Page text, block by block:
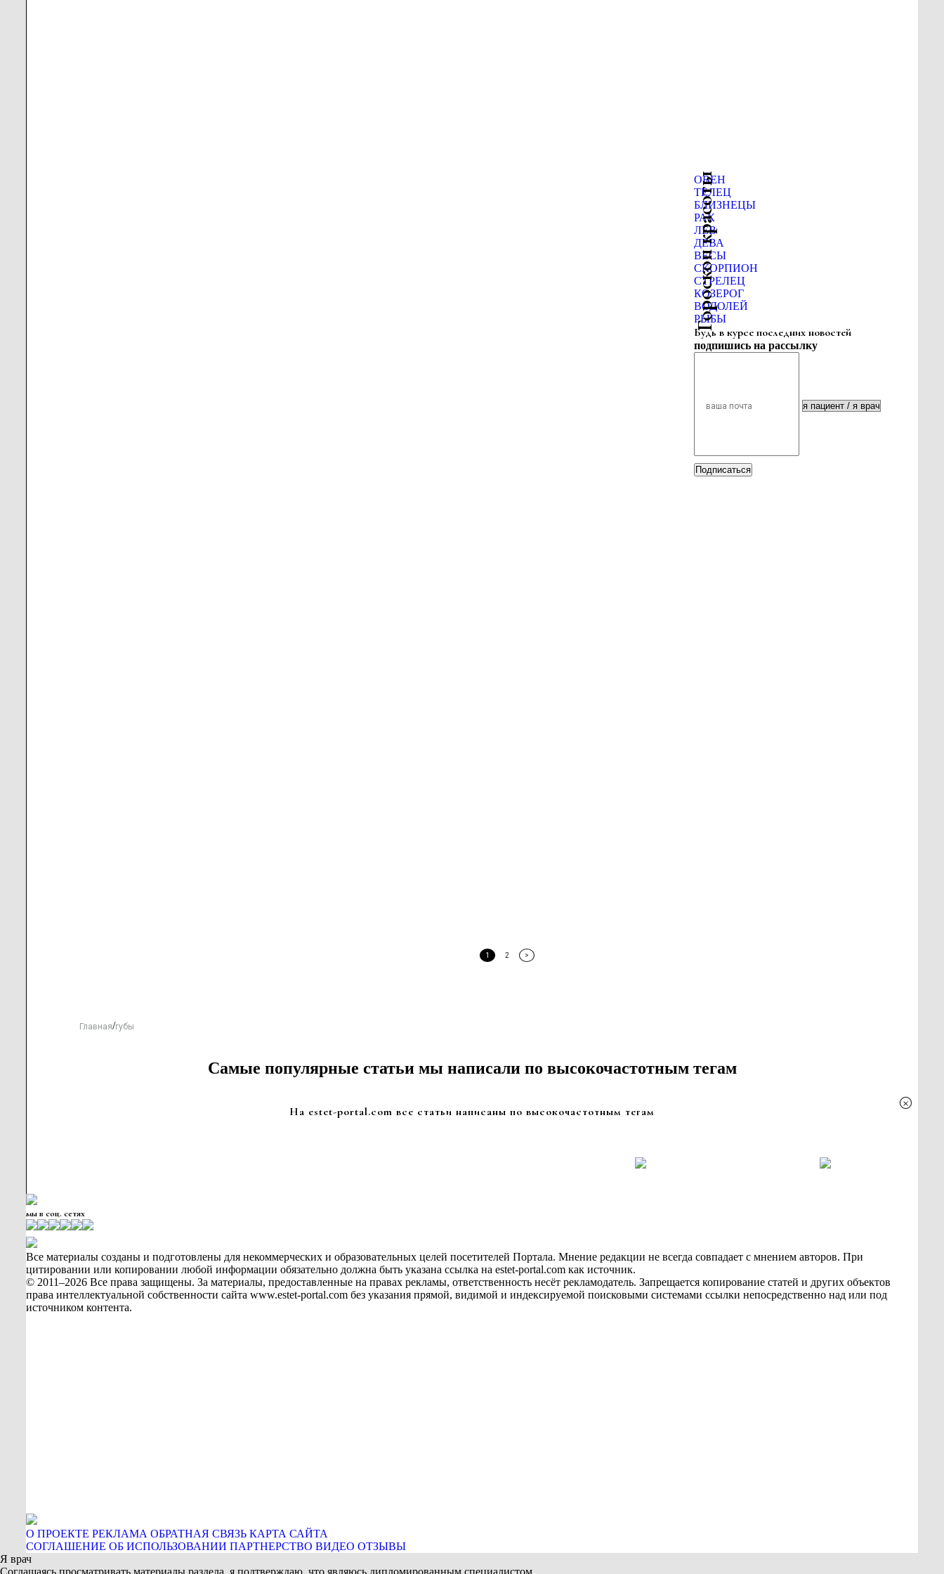
Гороскоп красоты
ОВЕН
ТЕЛЕЦ
БЛИЗНЕЦЫ
РАК
ЛЕВ
ДЕВА
ВЕСЫ
СКОРПИОН
СТРЕЛЕЦ
КОЗЕРОГ
ВОДОЛЕЙ
РЫБЫ
Будь в курсе последних новостей
подпишись на рассылку
Подписаться
1 2 >
Главная/губы
Самые популярные статьи мы написали по высокочастотным тегам
На estet-portal.com все статьи написаны по высокочастотным тегам
×
мы в соц. сетях
Все материалы созданы и подготовлены для некоммерческих и образовательных целей посетителей Портала. Мнение редакции не всегда совпадает с мнением авторов. При
цитировании или копировании любой информации обязательно должна быть указана ссылка на estet-portal.com как источник.
© 2011–2026 Все права защищены. За материалы, предоставленные на правах рекламы, ответственность несёт рекламодатель. Запрещается копирование статей и других объектов
права интеллектуальной собственности сайта www.estet-portal.com без указания прямой, видимой и индексируемой поисковыми системами ссылки непосредственно над или под
источником контента.
О ПРОЕКТЕ РЕКЛАМА ОБРАТНАЯ СВЯЗЬ КАРТА САЙТА
СОГЛАШЕНИЕ ОБ ИСПОЛЬЗОВАНИИ ПАРТНЕРСТВО ВИДЕО ОТЗЫВЫ
Я врач